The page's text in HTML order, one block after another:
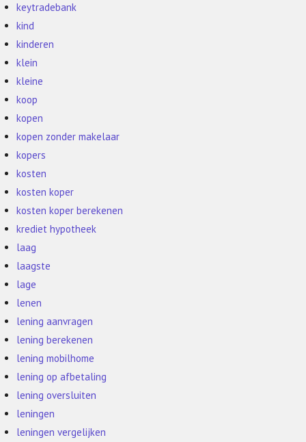
keytradebank
kind
kinderen
klein
kleine
koop
kopen
kopen zonder makelaar
kopers
kosten
kosten koper
kosten koper berekenen
krediet hypotheek
laag
laagste
lage
lenen
lening aanvragen
lening berekenen
lening mobilhome
lening op afbetaling
lening oversluiten
leningen
leningen vergelijken